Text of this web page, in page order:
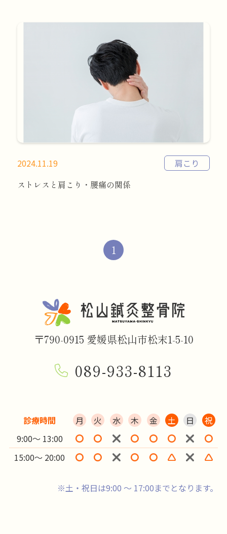
2024.11.19
肩こり
ストレスと肩こり・腰痛の関係
1
〒790-0915 愛媛県松山市松末1-5-10
089-933-8113
診療時間 月 火 水 木 金 土 日
祝
9:00～ 13:00
15:00～ 20:00
※土・祝日は9:00 ～ 17:00までとなります。